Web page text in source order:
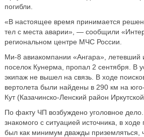
погибли.
«В настоящее время принимается
тел с места аварии», — сообщили
региональном центре МЧС России.
Ми-8 авиакомпании «Ангара», летевший
поселок Кунерма, пропал 2 сентября. В
экипаж не вышел на связь. В ходе
вертолета были найдены в 290 км на юго-
Кут (Казачинско-Ленский район
По факту ЧП возбуждено уголовное
знакомого с ситуацией источника, в
был как минимум дважды приземляться,